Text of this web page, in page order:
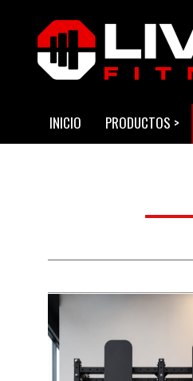
INICIO PRODUCTOS >